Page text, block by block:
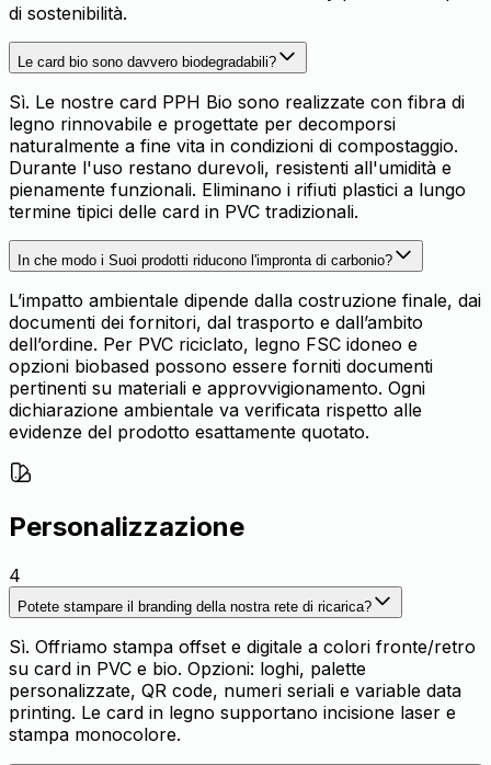
di sostenibilità.
Le card bio sono davvero biodegradabili?
Sì. Le nostre card PPH Bio sono realizzate con fibra di
legno rinnovabile e progettate per decomporsi
naturalmente a fine vita in condizioni di compostaggio.
Durante l'uso restano durevoli, resistenti all'umidità e
pienamente funzionali. Eliminano i rifiuti plastici a lungo
termine tipici delle card in PVC tradizionali.
In che modo i Suoi prodotti riducono l'impronta di carbonio?
L’impatto ambientale dipende dalla costruzione finale, dai
documenti dei fornitori, dal trasporto e dall’ambito
dell’ordine. Per PVC riciclato, legno FSC idoneo e
opzioni biobased possono essere forniti documenti
pertinenti su materiali e approvvigionamento. Ogni
dichiarazione ambientale va verificata rispetto alle
evidenze del prodotto esattamente quotato.
Personalizzazione
4
Potete stampare il branding della nostra rete di ricarica?
Sì. Offriamo stampa offset e digitale a colori fronte/retro
su card in PVC e bio. Opzioni: loghi, palette
personalizzate, QR code, numeri seriali e variable data
printing. Le card in legno supportano incisione laser e
stampa monocolore.